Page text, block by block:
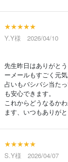
★★★★★
Y.Y様 2026/04/10
先生昨日はありがと
ーメールもすごく元気
占いもバシバシ当た
も安心できます。
これからどうなるか
ます、いつもありが
★★★★★
S.Y様 2026/04/07